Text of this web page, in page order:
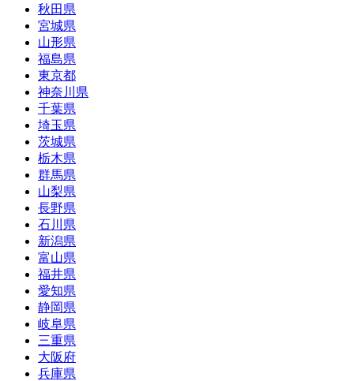
秋田県
宮城県
山形県
福島県
東京都
神奈川県
千葉県
埼玉県
茨城県
栃木県
群馬県
山梨県
長野県
石川県
新潟県
富山県
福井県
愛知県
静岡県
岐阜県
三重県
大阪府
兵庫県